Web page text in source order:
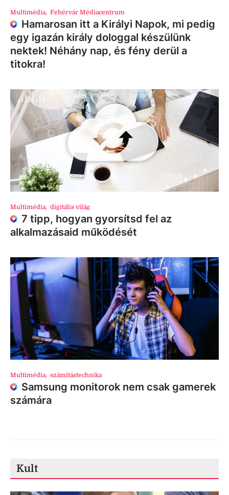
Multimédia, Fehérvár Médiacentrum
Hamarosan itt a Királyi Napok, mi pedig
egy igazán király dologgal készülünk
nektek! Néhány nap, és fény derül a
titokra!
Multimédia, digitális világ
7 tipp, hogyan gyorsítsd fel az
alkalmazásaid működését
Multimédia, számítástechnika
Samsung monitorok nem csak gamerek
számára
Kult